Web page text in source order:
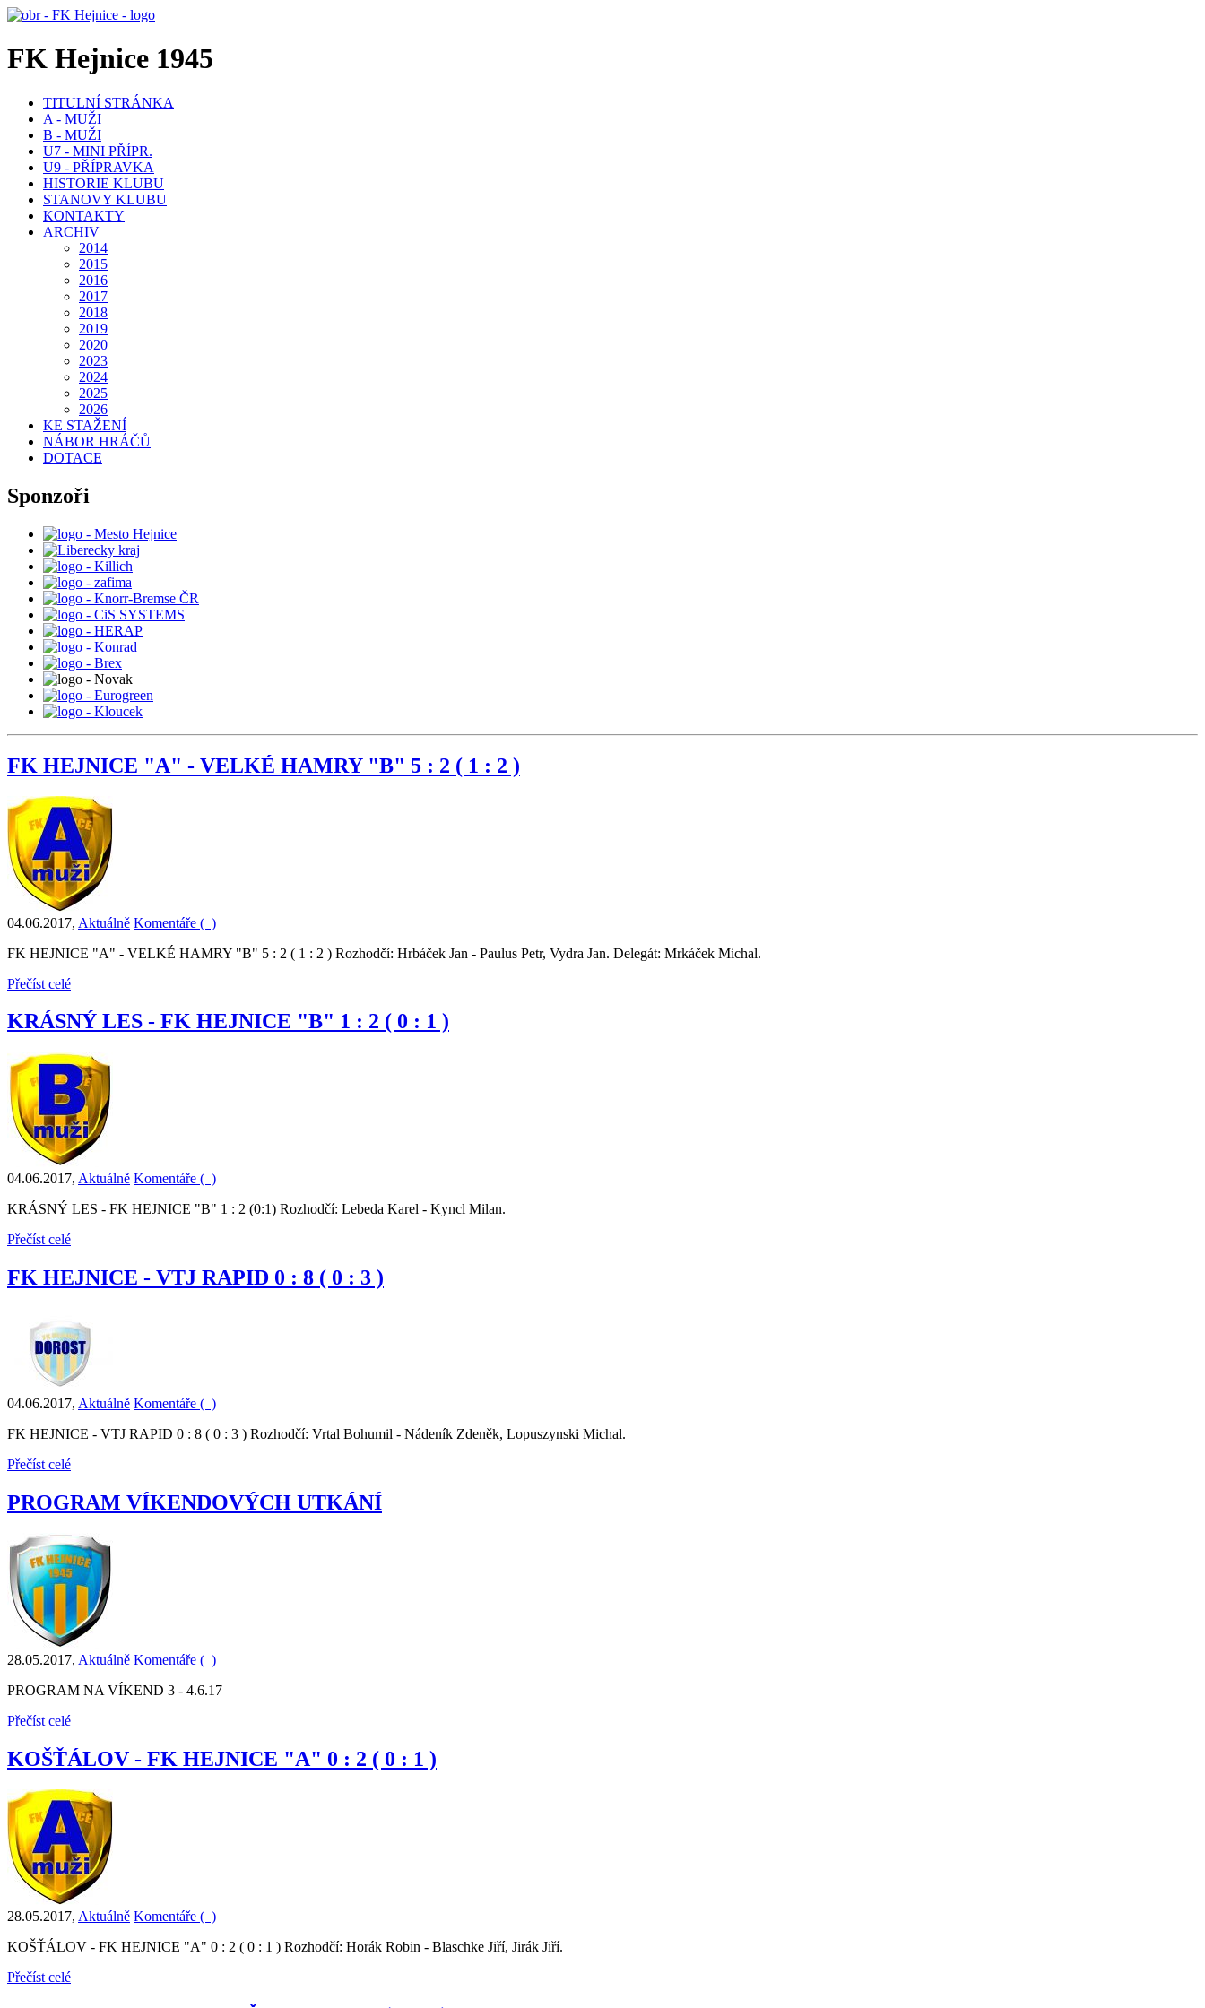
FK Hejnice 1945
TITULNÍ STRÁNKA
A - MUŽI
B - MUŽI
U7 - MINI PŘÍPR.
U9 - PŘÍPRAVKA
HISTORIE KLUBU
STANOVY KLUBU
KONTAKTY
ARCHIV
2014
2015
2016
2017
2018
2019
2020
2023
2024
2025
2026
KE STAŽENÍ
NÁBOR HRÁČŮ
DOTACE
Sponzoři
FK HEJNICE "A" - VELKÉ HAMRY "B" 5 : 2 ( 1 : 2 )
04.06.2017, Aktuálně Komentáře ( )
FK HEJNICE "A" - VELKÉ HAMRY "B" 5 : 2 ( 1 : 2 ) Rozhodčí: Hrbáček Jan - Paulus Petr, Vydra Jan. Delegát: Mrkáček Michal.
Přečíst celé
KRÁSNÝ LES - FK HEJNICE "B" 1 : 2 ( 0 : 1 )
04.06.2017, Aktuálně Komentáře ( )
KRÁSNÝ LES - FK HEJNICE "B" 1 : 2 (0:1) Rozhodčí: Lebeda Karel - Kyncl Milan.
Přečíst celé
FK HEJNICE - VTJ RAPID 0 : 8 ( 0 : 3 )
04.06.2017, Aktuálně Komentáře ( )
FK HEJNICE - VTJ RAPID 0 : 8 ( 0 : 3 ) Rozhodčí: Vrtal Bohumil - Nádeník Zdeněk, Lopuszynski Michal.
Přečíst celé
PROGRAM VÍKENDOVÝCH UTKÁNÍ
28.05.2017, Aktuálně Komentáře ( )
PROGRAM NA VÍKEND 3 - 4.6.17
Přečíst celé
KOŠŤÁLOV - FK HEJNICE "A" 0 : 2 ( 0 : 1 )
28.05.2017, Aktuálně Komentáře ( )
KOŠŤÁLOV - FK HEJNICE "A" 0 : 2 ( 0 : 1 ) Rozhodčí: Horák Robin - Blaschke Jiří, Jirák Jiří.
Přečíst celé